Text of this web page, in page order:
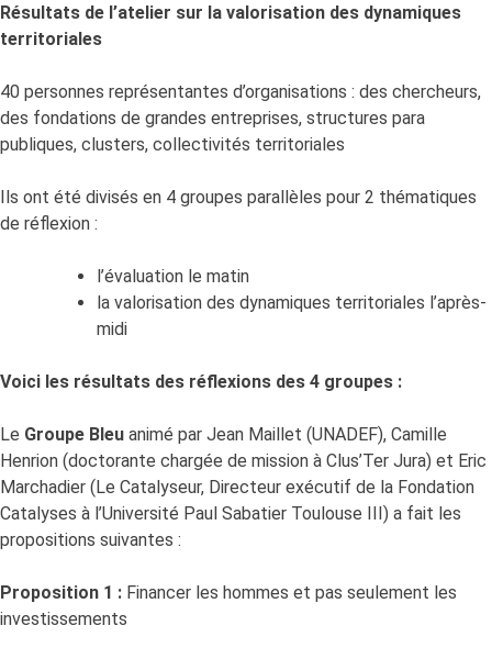
Résultats de l’atelier sur la valorisation des dynamiques
territoriales
40 personnes représentantes d’organisations : des chercheurs,
des fondations de grandes entreprises, structures para
publiques, clusters, collectivités territoriales
Ils ont été divisés en 4 groupes parallèles pour 2 thématiques
de réflexion :
l’évaluation le matin
la valorisation des dynamiques territoriales l’après-
midi
Voici les résultats des réflexions des 4 groupes :
Le Groupe Bleu animé par Jean Maillet (UNADEF), Camille
Henrion (doctorante chargée de mission à Clus’Ter Jura) et Eric
Marchadier (Le Catalyseur, Directeur exécutif de la Fondation
Catalyses à l’Université Paul Sabatier Toulouse III) a fait les
propositions suivantes :
Proposition 1 : Financer les hommes et pas seulement les
investissements